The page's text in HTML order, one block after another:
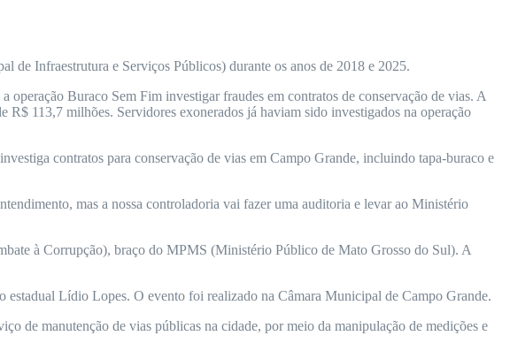
de Infraestrutura e Serviços Públicos) durante os anos de 2018 e 2025.
Buraco Sem Fim investigar fraudes em contratos de conservação de vias. A
113,7 milhões. Servidores exonerados já haviam sido investigados na operação
contratos para conservação de vias em Campo Grande, incluindo tapa-buraco e
mas a nossa controladoria vai fazer uma auditoria e levar ao Ministério
à Corrupção), braço do MPMS (Ministério Público de Mato Grosso do Sul). A
estadual Lídio Lopes. O evento foi realizado na Câmara Municipal de Campo Grande.
de manutenção de vias públicas na cidade, por meio da manipulação de medições e